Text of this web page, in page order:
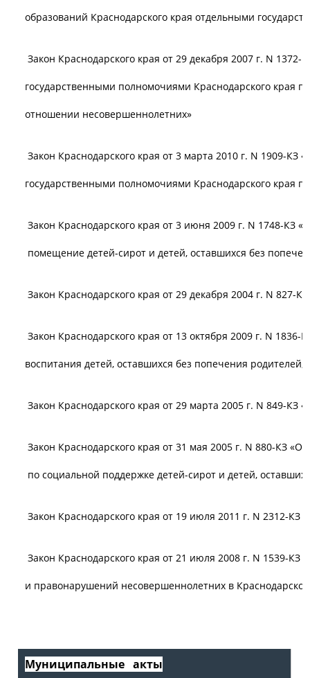
образований Краснодарского края отдельными
Закон Краснодарского края от 29 декабря 2007 г. N
государственными полномочиями Краснодарского края
отношении несовершеннолетних»
Закон Краснодарского края от 3 марта 2010 г. N 1909-
государственными полномочиями Краснодарского края
Закон Краснодарского края от 3 июня 2009 г. N 1748-
помещение детей-сирот и детей, оставшихся без
Закон Краснодарского края от 29 декабря 2004 г. N
Закон Краснодарского края от 13 октября 2009 г. N
воспитания детей, оставшихся без попечения родителей,
Закон Краснодарского края от 29 марта 2005 г. N 849-
Закон Краснодарского края от 31 мая 2005 г. N 880-КЗ
по социальной поддержке детей-сирот и детей,
Закон Краснодарского края от 19 июля 2011 г. N 2312-КЗ
Закон Краснодарского края от 21 июля 2008 г. N 1539-КЗ
и правонарушений несовершеннолетних в
Муниципальные акты